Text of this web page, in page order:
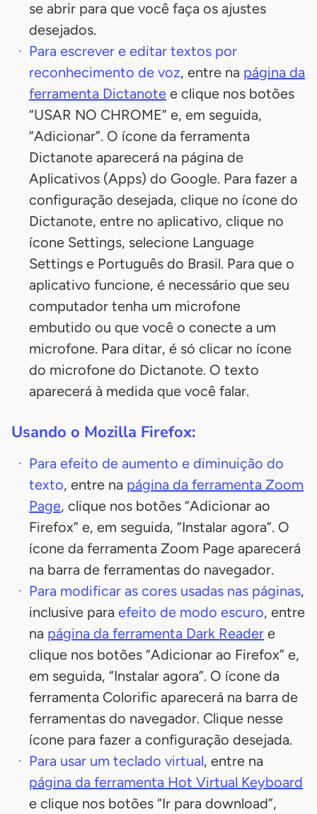
se abrir para que você faça os ajustes
desejados.
Para escrever e editar textos por
reconhecimento de voz, entre na página da
ferramenta Dictanote e clique nos botões
“USAR NO CHROME” e, em seguida,
“Adicionar”. O ícone da ferramenta
Dictanote aparecerá na página de
Aplicativos (Apps) do Google. Para fazer a
configuração desejada, clique no ícone do
Dictanote, entre no aplicativo, clique no
ícone Settings, selecione Language
Settings e Português do Brasil. Para que o
aplicativo funcione, é necessário que seu
computador tenha um microfone
embutido ou que você o conecte a um
microfone. Para ditar, é só clicar no ícone
do microfone do Dictanote. O texto
aparecerá à medida que você falar.
Usando o Mozilla Firefox:
Para efeito de aumento e diminuição do
texto, entre na página da ferramenta Zoom
Page, clique nos botões “Adicionar ao
Firefox” e, em seguida, “Instalar agora”. O
ícone da ferramenta Zoom Page aparecerá
na barra de ferramentas do navegador.
Para modificar as cores usadas nas páginas,
inclusive para efeito de modo escuro, entre
na página da ferramenta Dark Reader e
clique nos botões “Adicionar ao Firefox” e,
em seguida, “Instalar agora”. O ícone da
ferramenta Colorific aparecerá na barra de
ferramentas do navegador. Clique nesse
ícone para fazer a configuração desejada.
Para usar um teclado virtual, entre na
página da ferramenta Hot Virtual Keyboard
e clique nos botões “Ir para download”,